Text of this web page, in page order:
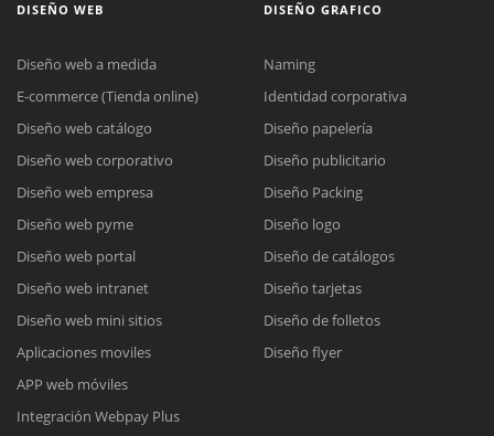
DISEÑO WEB
Diseño web a medida
E-commerce (Tienda online)
Diseño web catálogo
Diseño web corporativo
Diseño web empresa
Diseño web pyme
Diseño web portal
Diseño web intranet
Diseño web mini sitios
Aplicaciones moviles
APP web móviles
Integración Webpay Plus
DISEÑO GRAFICO
Naming
Identidad corporativa
Diseño papelería
Diseño publicitario
Diseño Packing
Diseño logo
Diseño de catálogos
Diseño tarjetas
Diseño de folletos
Diseño flyer